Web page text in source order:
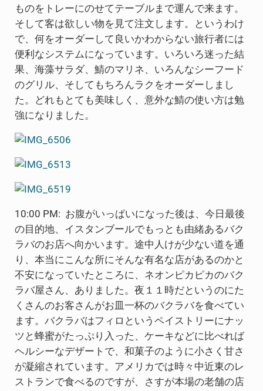
ものをトレーにのせてテーブルまで運んで来ます。
そして客は欲しい物を見て注文します。というわけ
で、何をオーダーして良いかわからない旅行者には
便利なシステムになっています。いろいろ迷った結
果、海藻サラダ、鯖のマリネ、いろんなシーフード
のグリル、そしてもちろんラクをオーダーしまし
た。どれもとても美味しく、意外な鯖の使い方は勉
強になりました。
10:00 PM: お腹がいっぱいになった後は、今日最後
の目的地、イスタンブールでもっとも由緒あるバク
ラバのお店へ向かいます。途中人けが少ない道を通
り、本当にこんな所にそんな有名な店があるのかと
不安になっていたところに、ネオンピカピカのバク
ラバ屋さん、ありました。夜１１時だというのにた
くさんのお客さんがお皿一杯のバクラバを食べてい
ます。バクラバはフィロというペイストリーにナッ
ツと蜂蜜がたっぷり入った、ケーキなどに比べれば
ヘルシーなデザートで、和菓子のように小さく甘さ
が凝縮されています。アメリカでは時々中近東のレ
ストランで食べるのですが、さすが本場の老舗の店